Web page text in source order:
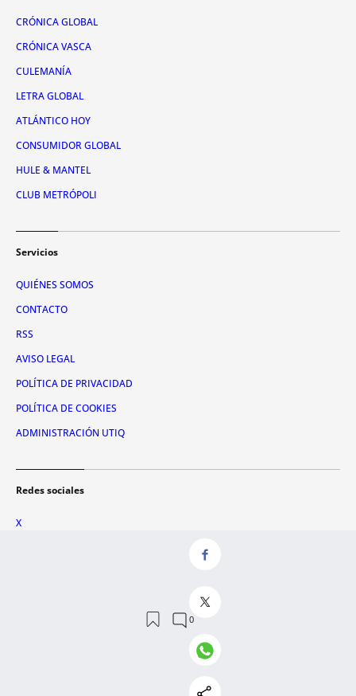
CRÓNICA GLOBAL
CRÓNICA VASCA
CULEMANÍA
LETRA GLOBAL
ATLÁNTICO HOY
CONSUMIDOR GLOBAL
HULE & MANTEL
CLUB METRÓPOLI
Servicios
QUIÉNES SOMOS
CONTACTO
RSS
AVISO LEGAL
POLÍTICA DE PRIVACIDAD
POLÍTICA DE COOKIES
ADMINISTRACIÓN UTIQ
Redes sociales
X